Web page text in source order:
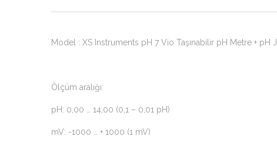
Model : XS Instruments pH 7 Vio Taşınabilir pH Metre + pH
Ölçüm aralığı:
pH: 0,00 … 14,00 (0,1 – 0,01 pH)
mV: -1000 … + 1000 (1 mV)